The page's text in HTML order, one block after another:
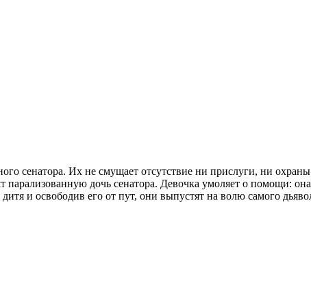
сенатора. Их не смущает отсутствие ни прислуги, ни
дочь сенатора. Девочка умоляет о помощи:
и освободив его от пут, они выпустят на волю самого